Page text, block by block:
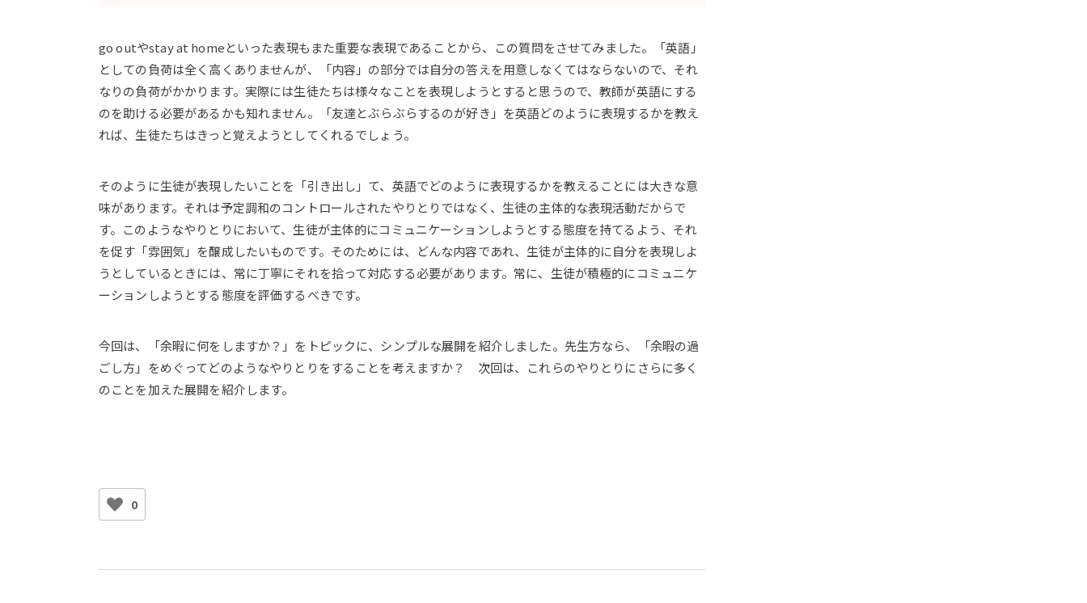
go outやstay at homeといった表現もまた重要な表現であることから、この質問をさせてみました。「英語」
としての負荷は全く高くありませんが、「内容」の部分では自分の答えを用意しなくてはならないので、それ
なりの負荷がかかります。実際には生徒たちは様々なことを表現しようとすると思うので、教師が英語にする
のを助ける必要があるかも知れません。「友達とぶらぶらするのが好き」を英語どのように表現するかを教え
れば、生徒たちはきっと覚えようとしてくれるでしょう。
そのように生徒が表現したいことを「引き出し」て、英語でどのように表現するかを教えることには大きな意
味があります。それは予定調和のコントロールされたやりとりではなく、生徒の主体的な表現活動だからで
す。このようなやりとりにおいて、生徒が主体的にコミュニケーションしようとする態度を持てるよう、それ
を促す「雰囲気」を醸成したいものです。そのためには、どんな内容であれ、生徒が主体的に自分を表現しよ
うとしているときには、常に丁寧にそれを拾って対応する必要があります。常に、生徒が積極的にコミュニケ
ーションしようとする態度を評価するべきです。
今回は、「余暇に何をしますか？」をトピックに、シンプルな展開を紹介しました。先生方なら、「余暇の過
ごし方」をめぐってどのようなやりとりをすることを考えますか？ 次回は、これらのやりとりにさらに多く
のことを加えた展開を紹介します。
0